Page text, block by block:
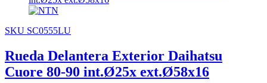
SKU SC0555LU
Rueda Delantera Exterior Daihatsu
Cuore 80-90 int.Ø25x ext.Ø58x16